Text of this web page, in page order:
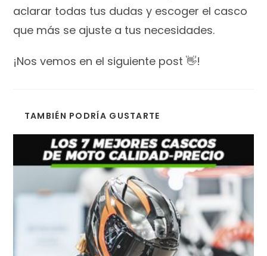
aclarar todas tus dudas y escoger el casco
que más se ajuste a tus necesidades.
¡Nos vemos en el siguiente post 👋!
TAMBIÉN PODRÍA GUSTARTE